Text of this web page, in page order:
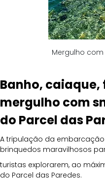
Mergulho
Banho,
mergulho com
do Parcel das
A tripulação da
brinquedos maravilhosos
turistas explorarem, ao
do Parcel das Paredes.